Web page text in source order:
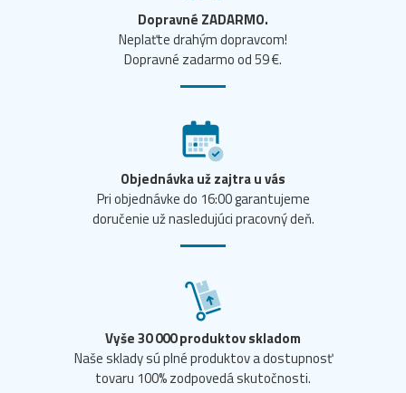
Dopravné ZADARMO.
Neplaťte drahým dopravcom!
Dopravné zadarmo od 59 €.
Objednávka už zajtra u vás
Pri objednávke do 16:00 garantujeme
doručenie už nasledujúci pracovný deň.
Vyše 30 000 produktov skladom
Naše sklady sú plné produktov a dostupnosť
tovaru 100% zodpovedá skutočnosti.